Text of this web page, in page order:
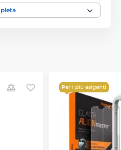
allo schermo senza
touch. Il trattamento
inoltre i riflessi delle
grazie al processo di
Per i più esigenti